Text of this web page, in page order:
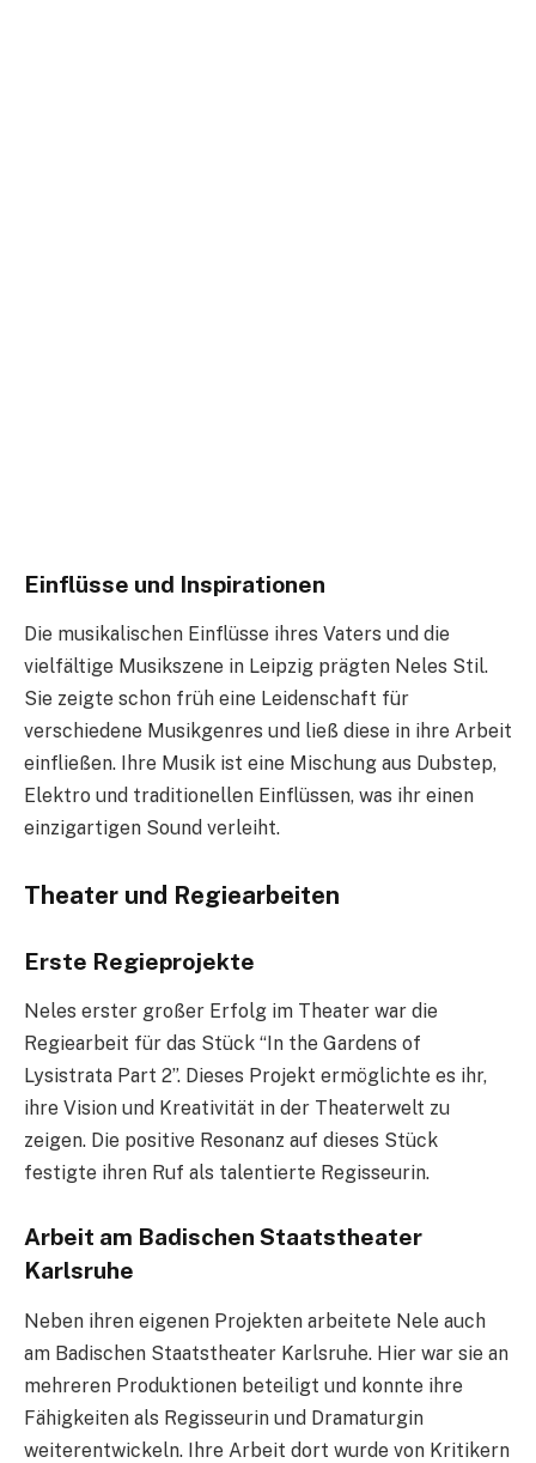
Einflüsse und Inspirationen
Die musikalischen Einflüsse ihres Vaters und die
vielfältige Musikszene in Leipzig prägten Neles Stil.
Sie zeigte schon früh eine Leidenschaft für
verschiedene Musikgenres und ließ diese in ihre Arbeit
einfließen. Ihre Musik ist eine Mischung aus Dubstep,
Elektro und traditionellen Einflüssen, was ihr einen
einzigartigen Sound verleiht.
Theater und Regiearbeiten
Erste Regieprojekte
Neles erster großer Erfolg im Theater war die
Regiearbeit für das Stück “In the Gardens of
Lysistrata Part 2”. Dieses Projekt ermöglichte es ihr,
ihre Vision und Kreativität in der Theaterwelt zu
zeigen. Die positive Resonanz auf dieses Stück
festigte ihren Ruf als talentierte Regisseurin.
Arbeit am Badischen Staatstheater
Karlsruhe
Neben ihren eigenen Projekten arbeitete Nele auch
am Badischen Staatstheater Karlsruhe. Hier war sie an
mehreren Produktionen beteiligt und konnte ihre
Fähigkeiten als Regisseurin und Dramaturgin
weiterentwickeln. Ihre Arbeit dort wurde von Kritikern